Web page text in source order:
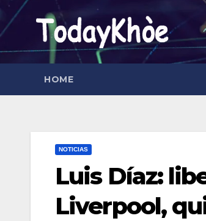
Saltar
al
HOME
NOTICIAS
Luis Díaz:
Liverpool,